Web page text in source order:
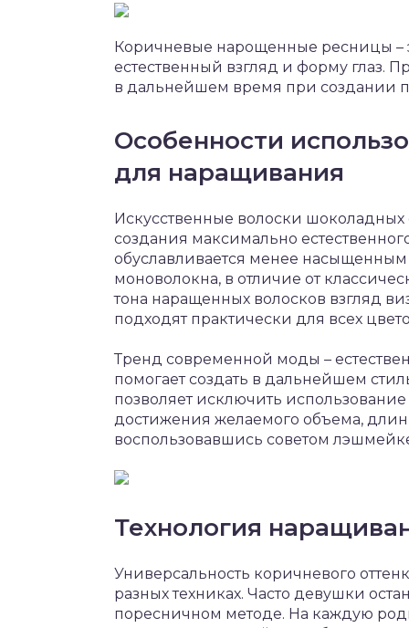
Коричневые нарощенные ресницы –
естественный взгляд и форму глаз.
в дальнейшем время при создании
Особенности
для наращивания
Искусственные волоски
создания максимально
обуславливается менее
моноволокна, в отличие от
тона наращенных волосков взгляд
подходят практически для всех
Тренд современной моды –
помогает создать в дальнейшем
позволяет исключить
достижения желаемого объема,
воспользовавшись советом
Технология
Универсальность коричневого
разных техниках. Часто девушки
поресничном методе. На каждую